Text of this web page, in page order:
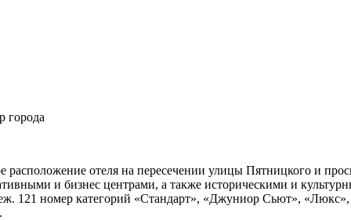
города
расположение отеля на пересечении улицы Пятницкого и
и бизнес центрами, а также историческими и
121 номер категорий «Стандарт», «Джуниор Сьют»,